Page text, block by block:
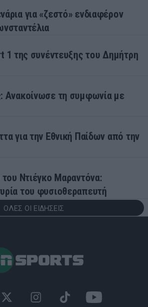
για «ζεστό» ενδιαφέρον
1 της συνέντευξης του Δημήτρη
Ανακοίνωσε τη συμφωνία με
για την Εθνική Παίδων από την
του Ντιέγκο Μαραντόνα:
του φυσιοθεραπευτή
ΟΛΕΣ ΟΙ ΕΙΔΗΣΕΙΣ